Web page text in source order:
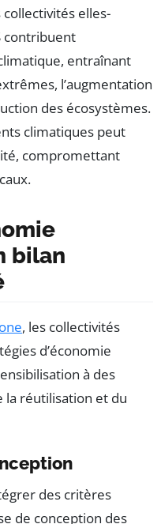
elles-
contribuent
entraînant
l’augmentation
des écosystèmes.
climatiques peut
compromettant
bilan
, les collectivités
d’économie
à des
la réutilisation et du
des critères
de conception des